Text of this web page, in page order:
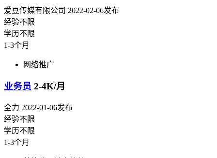
爱豆传媒有限公司 2022-02-06发布
经验不限
学历不限
1-3个月
网络推广
业务员 2-4K/月
全力 2022-01-06发布
经验不限
学历不限
1-3个月